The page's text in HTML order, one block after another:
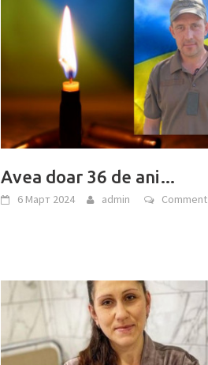
Avea doar 36 de ani…
6 Март 2024 admin Comment